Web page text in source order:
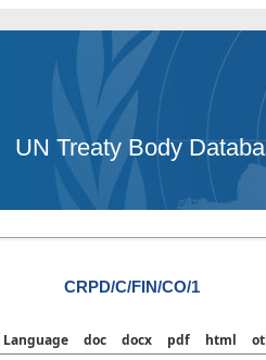
UN Treaty Body
CRPD/C/FIN/CO/1
Language doc docx pdf html